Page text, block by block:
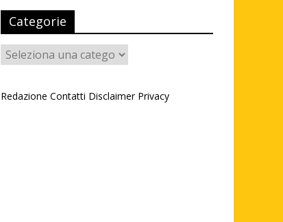
Categorie
Categorie
Redazione Contatti Disclaimer Privacy